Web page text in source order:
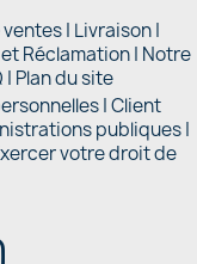
| Livraison|
Réclamation| Notre
| Plan du site
|Client
publiques|
votre droit de